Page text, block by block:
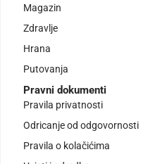
Magazin
Zdravlje
Hrana
Putovanja
Pravni dokumenti
Pravila privatnosti
Odricanje od odgovornosti
Pravila o kolačićima